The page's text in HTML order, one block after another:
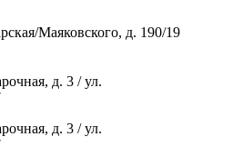
Маяковского, д. 190/19
д. 3 / ул.
д. 3 / ул.